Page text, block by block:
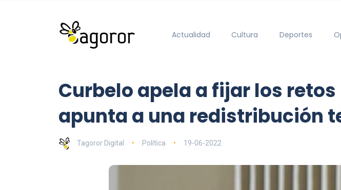
Actualidad Cultura Deportes
Curbelo apela a fijar los
apunta a una redistribución
Tagoror Digital Política 19-06-2022